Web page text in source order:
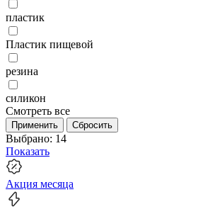
пластик
Пластик пищевой
резина
силикон
Смотреть все
Применить Сбросить
Выбрано: 14
Показать
Акция месяца